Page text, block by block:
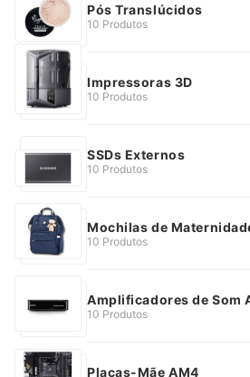
Pós Translúcidos
10 Produtos
Impressoras 3D
10 Produtos
SSDs Externos
10 Produtos
Mochilas de
10 Produtos
Amplificadores de Som
10 Produtos
Placas-Mãe AM4